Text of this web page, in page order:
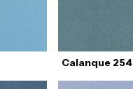
Calanque 254